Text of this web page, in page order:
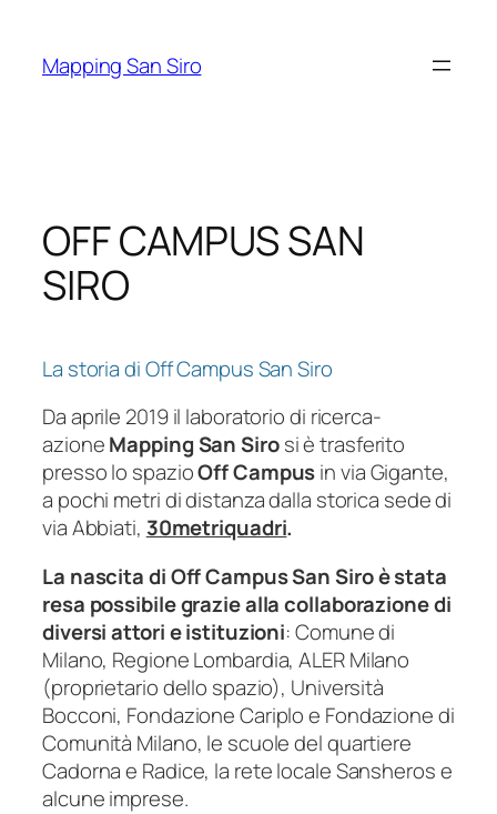
contenuto
Mapping San Siro
OFF CAMPUS SAN
SIRO
La storia di Off Campus San Siro
Da aprile 2019 il laboratorio di ricerca-
azioneMapping San Sirosi è trasferito
presso lo spazioOff Campusin via Gigante,
a pochi metri di distanza dalla storica sede di
via Abbiati, 30metriquadri.
La nascita di Off Campus San Siro è stata
resa possibile grazie alla collaborazione di
diversi attori e istituzioni: Comune di
Milano, Regione Lombardia, ALER Milano
(proprietario dello spazio), Università
Bocconi, Fondazione Cariplo e Fondazione di
Comunità Milano, le scuole del quartiere
Cadorna e Radice, la rete locale Sansheros e
alcune imprese.